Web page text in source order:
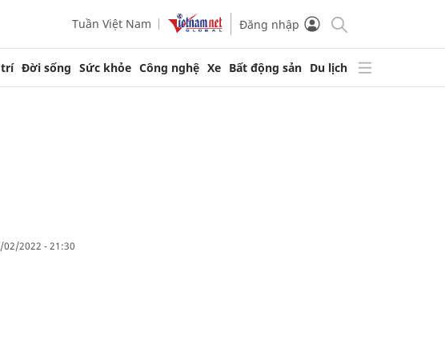
Tuần Việt Nam Đăng nhập
trí Đời sống Sức khỏe Công nghệ Xe Bất động sản Du lịch
02/2022 - 21:30